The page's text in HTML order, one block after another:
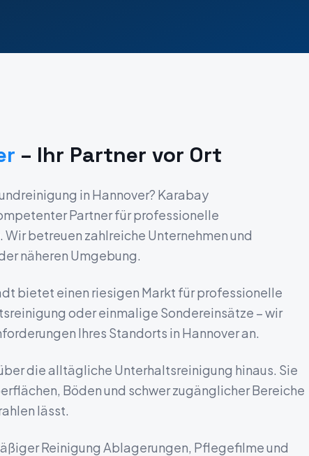
– Ihr Partner vor Ort
in Hannover? Karabay
Partner für professionelle
. Wir betreuen zahlreiche Unternehmen und
näheren Umgebung.
bietet einen riesigen Markt für professionelle
oder einmalige Sondereinsätze – wir
Ihres Standorts in Hannoveran.
die alltägliche Unterhaltsreinigung hinaus. Sie
Böden und schwer zugänglicher Bereiche
lässt.
Reinigung Ablagerungen, Pflegefilme und